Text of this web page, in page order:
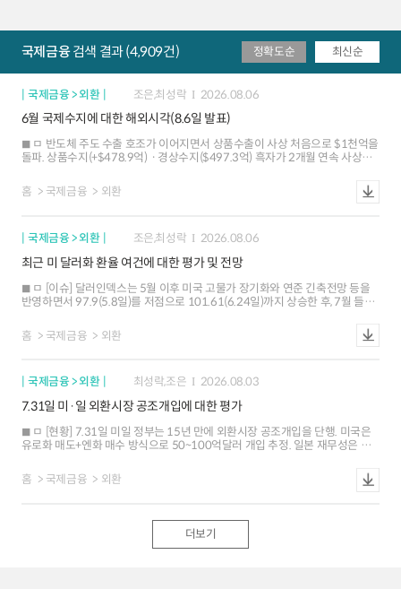
국제금융검색 결과 (4,909건) 정확도순 최신순
국제금융 > 외환 조은,최성락 2026.08.06
6월 국제수지에 대한 해외시각(8.6일 발표)
ㅁ 반도체 주도 수출 호조가 이어지면서 상품수출이 사상 처음으로 $1천억을
돌파. 상품수지(+$478.9억)ㆍ경상수지($497.3억) 흑자가 2개월 연속 사상
지속될 것으로 전망하는 가운데, 외국인 주식자금 순유입 재개 가능성도
존재하는 것으로 평가 ㅁ 경상수지 흑자의 호조 지속과 외국인 주식자금 재유입
홈 국제금융 외환
국제금융 > 외환 조은,최성락 2026.08.06
최근 미 달러화 환율 여건에 대한 평가 및 전망
ㅁ [이슈] 달러인덱스는 5월 이후 미국 고물가 장기화와 연준 긴축전망 등을
반영하면서 97.9(5.8일)를 저점으로 101.61(6.24일)까지 상승한 후, 7월 들어
둔화 등에 따른 연준의 연내 긴축 전망 후퇴와 엔화 강세 등이 달러화 약세
압력으로 작용 ㅇ 다만 중동지역 긴장 지속에 따른 고유가 고착화 우려, 미국
달러화 향방을 주도. AI 산업 사이클도 달러화의 주요 동인으로 부상 ㅇ
통화정책 및 금리차 전망의 불확실성이 높아졌으나, 대체로 미국과 주요국 간
금리차가 크게 확대되기는 어려운 여건 ㅇ (경제흐름 강세요인) 미국
고용ㆍ심리지표가 일시적으로 부진한 흐름을 보이면서 성장둔화 우려가
제기되었지만, 상대적 성장 우위에 대한 전망이 달러화를 지지 ㅇ (AI 이슈 단기
강세를 뒷받침하는 가운데, 증시 호조에 따른 자본유입도 달러화에 긍정적. 다만
보유액도 `24.8월 $17.2조에서 `26.5월 $24.5조로 확대. 해당 자금의
유입세는 AI 익스포저 확보 성격이며, 환헤지 비중이 크지 않은 것으로 평가 ㅁ
홈 국제금융 외환
국제금융 > 외환 최성락,조은 2026.08.03
7.31일 미·일 외환시장 공조개입에 대한 평가
ㅁ [현황] 7.31일 미일 정부는 15년 만에 외환시장 공조개입을 단행. 미국은
유로화 매도+엔화 매수 방식으로 50~100억달러 개입 추정. 일본 재무성은 △
ㅇ 미일 공조개입은 `11년 3월 엔화 매도개입 이후 처음이며, 엔화
매수개입으로는 `98년 이후 처음 ㅁ [배경 및 평가] 미국 국채금리 상승세
△BOJ 조기 금리인상 가능성 △FIMA 등 가용 재원 확대 등에 힘입어 이번
사례는 종전의 외환시장 개입 사례들에 비해 엔화 약세를 억제하는 효과적인
홈 국제금융 외환
더보기